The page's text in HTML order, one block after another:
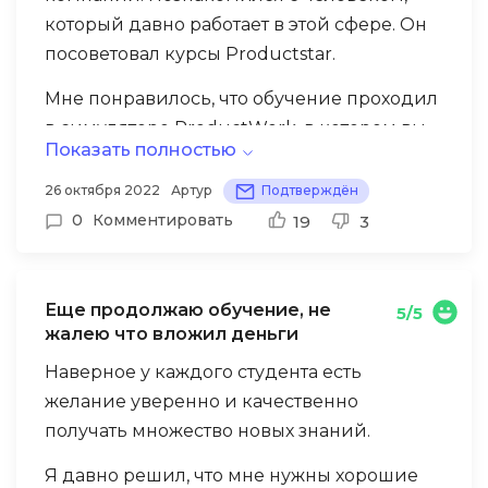
проработать его должным образом и
найти работу. Сейчас я заканчиваю
обучение, но уже прохожу стажировку,
выполняя смежные с продактом функции.
который давно работает в этой сфере. Он
посоветовал курсы Productstar.
Мне понравилось, что обучение проходил
в симуляторе ProductWork, в котором вы
можете на практике закрепить
полученные знания. Весь процесс
проходит в игровой форме.
трудно проходить собеседования, на
которых задают вопросы о том, какие
задачи выполняли ранее и как их решали,
но благодаря симулятору легко
рассказывать кейсы, будто вы их реально
выполняли сами, работая в компании.
Карьерный менеджер всегда был на
Показать полностью
26 октября 2022 Артур Подтверждён
0 Комментировать 19 3
Еще продолжаю обучение, не
жалею что вложил деньги
5/5
Наверное у каждого студента есть
желание уверенно и качественно
получать множество новых знаний.
Я давно решил, что мне нужны хорошие